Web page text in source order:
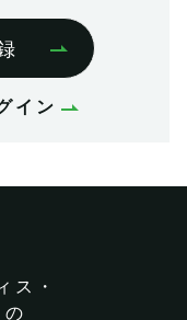
イン
ス・